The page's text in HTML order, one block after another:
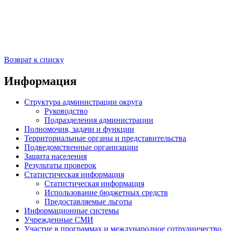
Возврат к списку
Информация
Структура администрации округа
Руководство
Подразделения администрации
Полномочия, задачи и функции
Территориальные органы и представительства
Подведомственные организации
Защита населения
Результаты проверок
Статистическая информация
Статистическая информация
Использование бюджетных средств
Предоставляемые льготы
Информационные системы
Учрежденные СМИ
Участие в программах и международное сотрудничество